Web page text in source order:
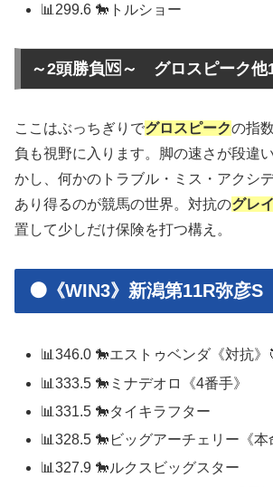
📊299.6 🐎トルショー
～2頭勝負🆚～ グロスピーク他
ここはぶっちぎりでグロスピークの指
負も視野に入ります。脚の速さが段違
かし、何かのトラブル・ミス・アクシ
あり得るのが競馬の世界。対抗のグレ
置して少しだけ保険を打つ構え。
🟠《WIN3》新潟第11R弥彦S
📊346.0 🐎エストゥベンダ《対抗》
📊333.5 🐎ミナデオロ《4番手》
📊331.5 🐎タイキラフター
📊328.5 🐎ビッグアーチェリー《本
📊327.9 🐎ルクスビッグスター